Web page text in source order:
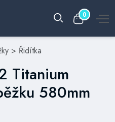
0
> Řidítka
Titanium
580mm